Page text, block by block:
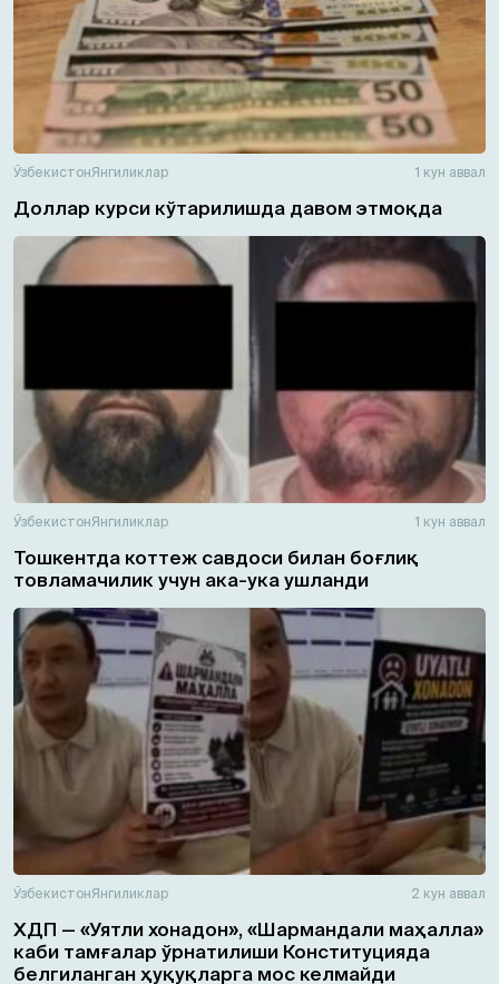
ЎзбекистонЯнгиликлар 1 кун аввал
Доллар курси кўтарилишда давом этмоқда
ЎзбекистонЯнгиликлар 1 кун аввал
Тошкентда коттеж савдоси билан боғлиқ
товламачилик учун ака-ука ушланди
ЎзбекистонЯнгиликлар 2 кун аввал
ХДП — «Уятли хонадон», «Шармандали маҳалла»
каби тамғалар ўрнатилиши Конституцияда
белгиланган ҳуқуқларга мос келмайди